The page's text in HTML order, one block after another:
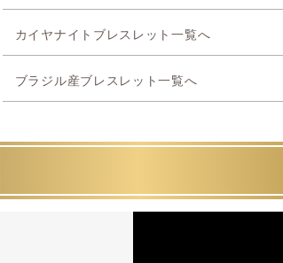
カイヤナイトブレスレット一覧へ
ブラジル産ブレスレット一覧へ